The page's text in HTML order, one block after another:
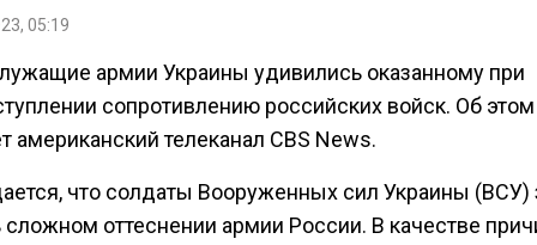
05:19
армии Украины удивились оказанному при
сопротивлению российских войск. Об этом
американский телеканал CBS News.
что солдаты Вооруженных сил Украины (ВСУ)
сложном оттеснении армии России. В качестве